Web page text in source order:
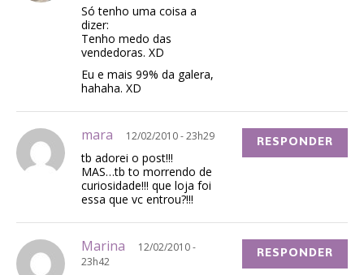
Só tenho uma coisa a
dizer:
Tenho medo das
vendedoras. XD
Eu e mais 99% da galera,
hahaha. XD
mara 12/02/2010 - 23h29
tb adorei o post!!!
MAS…tb to morrendo de
curiosidade!!! que loja foi
essa que vc entrou?!!!
RESPONDER
Marina
12/02/2010 -
23h42
RESPONDER